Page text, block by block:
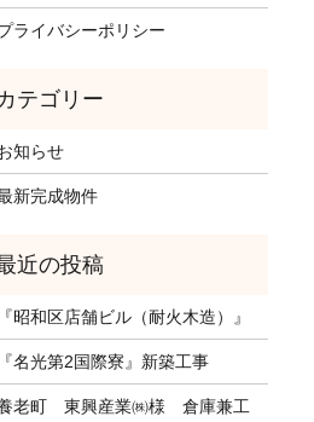
ライバシーポリシー
知らせ
新完成物件
『昭和区店舗ビル（耐火木造）』
『名光第2国際寮』新築工事
老町 東興産業㈱様 倉庫兼工